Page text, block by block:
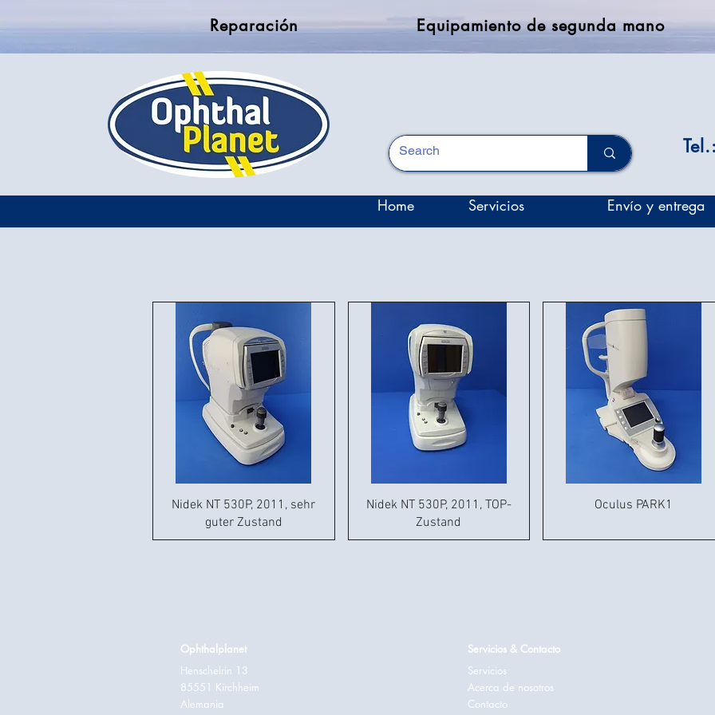
Reparación Equipamiento de segunda mano
Home Servicios Envío y entrega
Nidek NT 530P, 2011, sehr
guter Zustand
Nidek NT 530P, 2011, TOP-
Zustand
Oculus PARK1
Ophthalplanet
Henschelrin 13
85551 Kirchheim
Alemania
Servicios & Contacto
Servicios
Acerca de nosotros
Contacto